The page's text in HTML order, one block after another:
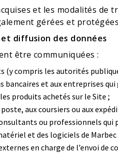
et les modalités de
gérées et
diffusion des données
être communiquées :
(y compris les autorités
bancaires et aux entreprises
produits achetés sur le Site ;
poste, aux coursiers ou aux
ou professionnels qui
et des logiciels de
en charge de l’envoi